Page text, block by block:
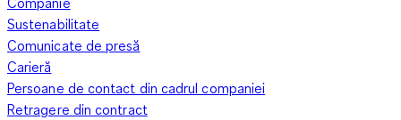
Sustenabilitate
Comunicate de presă
Carieră
Persoane de contact din cadrul companiei
Retragere din contract